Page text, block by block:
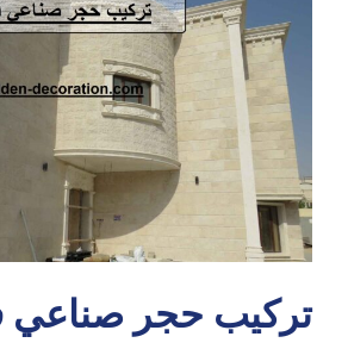
تركيب حجر صناعي